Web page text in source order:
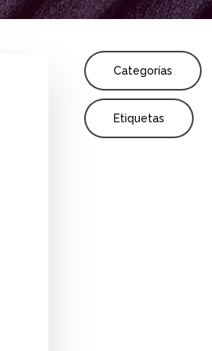
Categorías
Etiquetas